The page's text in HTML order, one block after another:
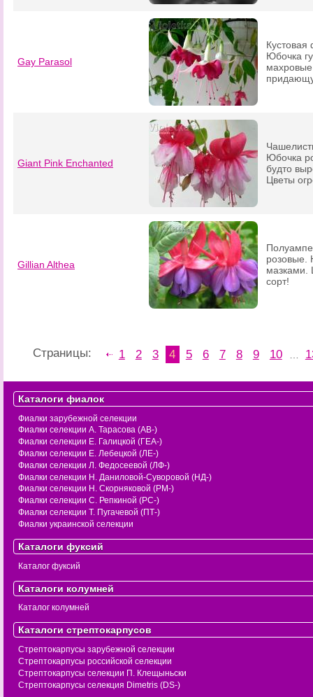
Gay Parasol
Кустовая
Юбочка
Giant Pink Enchanted
Юбочка
будто
Цветы
Gillian Althea
розовые.
мазками.
сорт!
Страницы: 1 2 3 4 5 6 7 8 9 10
Каталоги фиалок
Фиалки зарубежной селекции
Фиалки селекции А. Тарасова (АВ-)
Фиалки селекции Е. Галицкой (ГЕА-)
Фиалки селекции Е. Лебецкой (ЛЕ-)
Фиалки селекции Л. Федосеевой (ЛФ-)
Фиалки селекции Н. Даниловой-Суворовой (НД-)
Фиалки селекции Н. Скорняковой (РМ-)
Фиалки селекции С. Репкиной (РС-)
Фиалки селекции Т. Пугачевой (ПТ-)
Фиалки украинской селекции
Каталоги фуксий
Каталог фуксий
Каталоги колумней
Каталог колумней
Каталоги стрептокарпусов
Стрептокарпусы зарубежной селекции
Стрептокарпусы российской селекции
Стрептокарпусы селекции П. Клещыньски
Стрептокарпусы селекция Dimetris (DS-)